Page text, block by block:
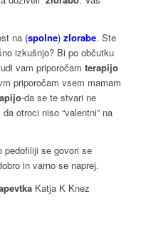
na (spolne) zlorabe. Ste
izkušnjo? Bi po občutku
vam priporočam terapijo
priporočam vsem mamam
-da se te stvari ne
otroci niso “valentni” na
pedofiliji se govori se
in varno se naprej.
Katja K Knez